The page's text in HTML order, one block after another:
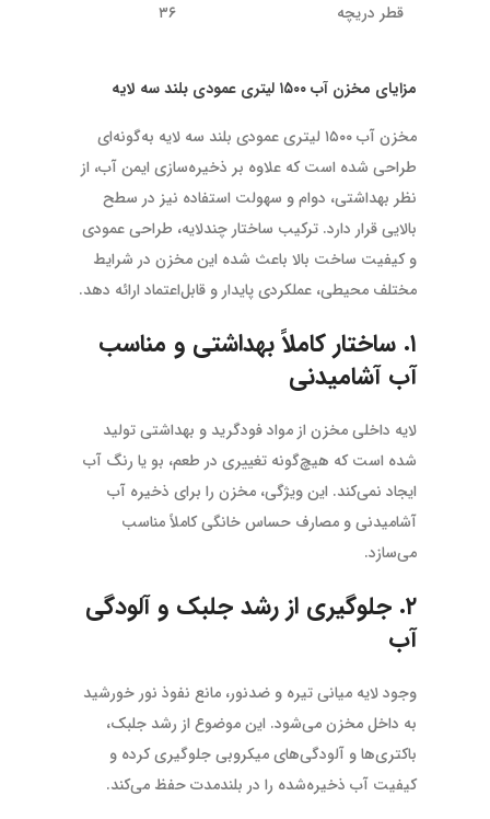
قطر دریچه ۳۶
مزایای مخزن آب ۱۵۰۰ لیتری عمودی بلند سه لایه
مخزن آب ۱۵۰۰ لیتری عمودی بلند سه لایه به‌گونه‌ای
طراحی شده است که علاوه بر ذخیره‌سازی ایمن آب، از
نظر بهداشتی، دوام و سهولت استفاده نیز در سطح
بالایی قرار دارد. ترکیب ساختار چندلایه، طراحی عمودی
و کیفیت ساخت بالا باعث شده این مخزن در شرایط
مختلف محیطی، عملکردی پایدار و قابل‌اعتماد ارائه دهد.
۱. ساختار کاملاً بهداشتی و مناسب
آب آشامیدنی
لایه داخلی مخزن از مواد فودگرید و بهداشتی تولید
شده است که هیچ‌گونه تغییری در طعم، بو یا رنگ آب
ایجاد نمی‌کند. این ویژگی، مخزن را برای ذخیره آب
آشامیدنی و مصارف حساس خانگی کاملاً مناسب
می‌سازد.
۲. جلوگیری از رشد جلبک و آلودگی
آب
وجود لایه میانی تیره و ضدنور، مانع نفوذ نور خورشید
به داخل مخزن می‌شود. این موضوع از رشد جلبک،
باکتری‌ها و آلودگی‌های میکروبی جلوگیری کرده و
کیفیت آب ذخیره‌شده را در بلندمدت حفظ می‌کند.